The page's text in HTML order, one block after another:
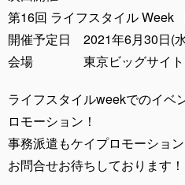
第16回 ライフスタイル Week
開催予定日 2021年6月30日(
会場 東京ビッグサイト
ライフスタイルweekでのイベ
ロモーション！
事務派遣もケイプロモーション
お問合せお待ちしております！